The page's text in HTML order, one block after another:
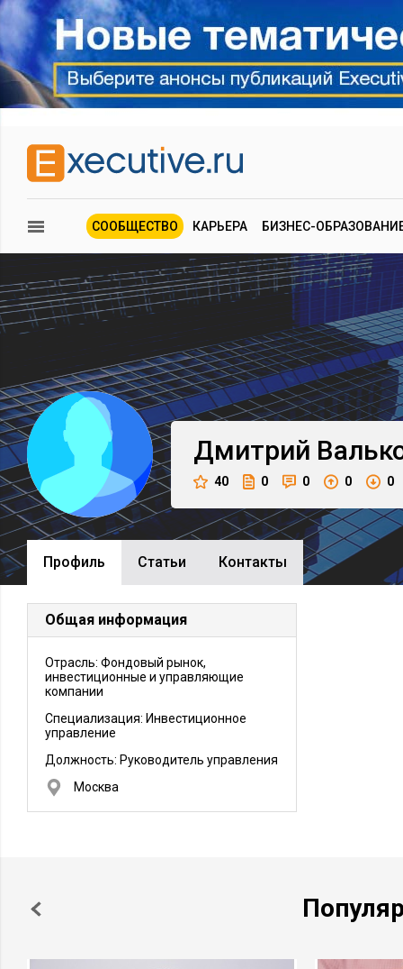
СООБЩЕСТВО КАРЬЕРА БИЗНЕС-
Дмитрий
40 0 0 0 0
Профиль Cтатьи Контакты
Общая информация
Отрасль: Фондовый рынок,
инвестиционные и управляющие
компании
Специализация: Инвестиционное
управление
Должность: Руководитель управления
Москва